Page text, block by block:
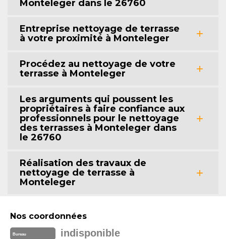
Monteleger dans le 26760
Entreprise nettoyage de terrasse
à votre proximité à Monteleger
Procédez au nettoyage de votre
terrasse à Monteleger
Les arguments qui poussent les
propriétaires à faire confiance aux
professionnels pour le nettoyage
des terrasses à Monteleger dans
le 26760
Réalisation des travaux de
nettoyage de terrasse à
Monteleger
Nos coordonnées
Bureau indisponible